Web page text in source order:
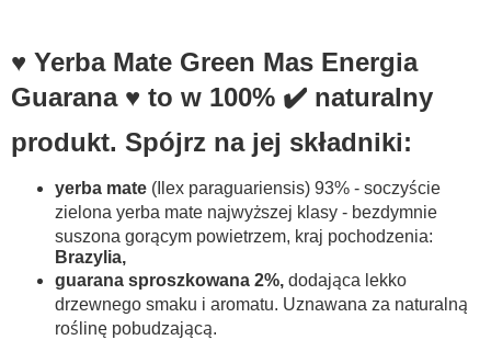
♥️ Yerba Mate Green Mas Energia
Guarana ♥️ to w 100% ✔️ naturalny
produkt. Spójrz na jej składniki:
yerba mate (Ilex paraguariensis) 93% - soczyście
zielona yerba mate najwyższej klasy - bezdymnie
suszona gorącym powietrzem, kraj pochodzenia:
Brazylia,
guarana sproszkowana 2%, dodająca lekko
drzewnego smaku i aromatu. Uznawana za naturalną
roślinę pobudzającą.